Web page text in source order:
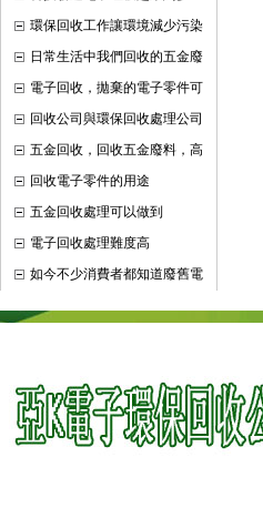
環保回收工作讓環境減少污染
日常生活中我們回收的五金廢
電子回收，拋棄的電子零件可
回收公司與環保回收處理公司
五金回收，回收五金廢料，高
回收電子零件的用途
五金回收處理可以做到
電子回收處理難度高
如今不少消費者都知道廢舊電